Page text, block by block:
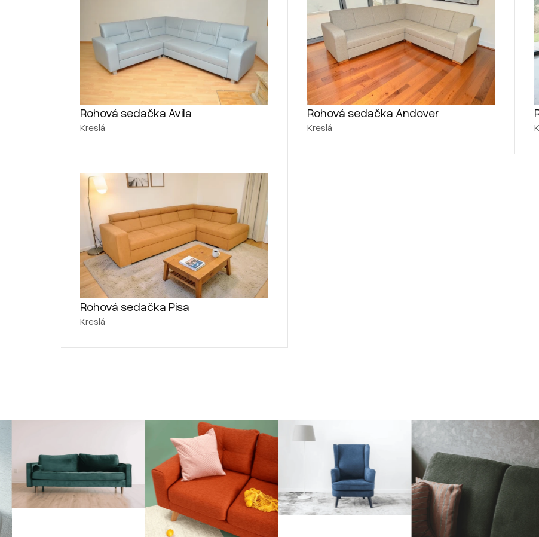
Rohová sedačka Avila
Kreslá
Rohová sedačka Andover
Kreslá
Rohová sedačka Pisa
Kreslá